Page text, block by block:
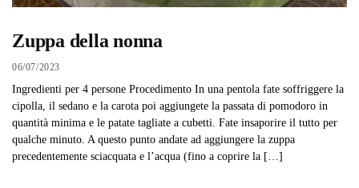
Zuppa della nonna
06/07/2023
Ingredienti per 4 persone Procedimento In una pentola fate soffriggere la
cipolla, il sedano e la carota poi aggiungete la passata di pomodoro in
quantità minima e le patate tagliate a cubetti. Fate insaporire il tutto per
qualche minuto. A questo punto andate ad aggiungere la zuppa
precedentemente sciacquata e l’acqua (fino a coprire la […]